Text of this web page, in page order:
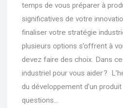
temps de vous préparer à
significatives de votre
finaliser votre stratégie
plusieurs options s’offrent à
devez faire des choix. Dans ce
industriel pour vous aider ?
du développement d’un
questions…